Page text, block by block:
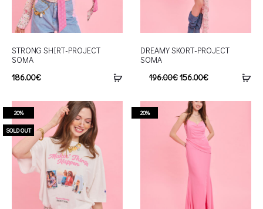
STRONG SHIRT-PROJECT
SOMA
186.00€
DREAMY SKORT-PROJECT
SOMA
196.00€156.00€
20%
SOLD OUT
20%